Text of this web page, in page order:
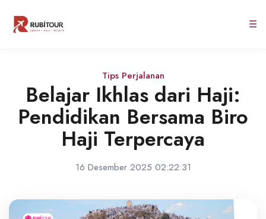
☰
Tips Perjalanan
Belajar Ikhlas dari Haji:
Pendidikan Bersama Biro
Haji Terpercaya
16 Desember 2025 02:22:31